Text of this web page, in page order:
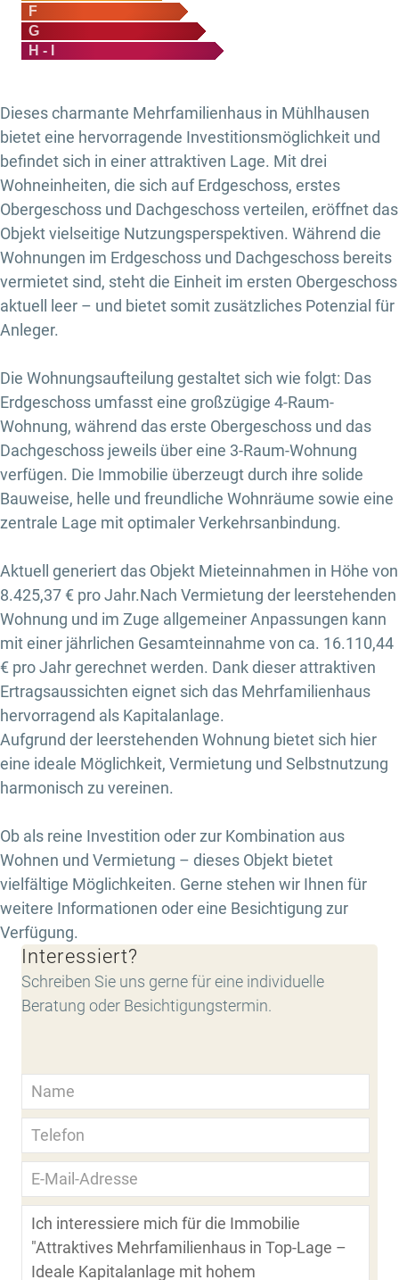
F
G
H - I
Dieses charmante Mehrfamilienhaus in Mühlhausen
bietet eine hervorragende Investitionsmöglichkeit und
befindet sich in einer attraktiven Lage. Mit drei
Wohneinheiten, die sich auf Erdgeschoss, erstes
Obergeschoss und Dachgeschoss verteilen, eröffnet das
Objekt vielseitige Nutzungsperspektiven. Während die
Wohnungen im Erdgeschoss und Dachgeschoss bereits
vermietet sind, steht die Einheit im ersten Obergeschoss
aktuell leer – und bietet somit zusätzliches Potenzial für
Anleger.
Die Wohnungsaufteilung gestaltet sich wie folgt: Das
Erdgeschoss umfasst eine großzügige 4-Raum-
Wohnung, während das erste Obergeschoss und das
Dachgeschoss jeweils über eine 3-Raum-Wohnung
verfügen. Die Immobilie überzeugt durch ihre solide
Bauweise, helle und freundliche Wohnräume sowie eine
zentrale Lage mit optimaler Verkehrsanbindung.
Aktuell generiert das Objekt Mieteinnahmen in Höhe von
8.425,37 € pro Jahr.Nach Vermietung der leerstehenden
Wohnung und im Zuge allgemeiner Anpassungen kann
mit einer jährlichen Gesamteinnahme von ca. 16.110,44
€ pro Jahr gerechnet werden. Dank dieser attraktiven
Ertragsaussichten eignet sich das Mehrfamilienhaus
hervorragend als Kapitalanlage.
Aufgrund der leerstehenden Wohnung bietet sich hier
eine ideale Möglichkeit, Vermietung und Selbstnutzung
harmonisch zu vereinen.
Ob als reine Investition oder zur Kombination aus
Wohnen und Vermietung – dieses Objekt bietet
vielfältige Möglichkeiten. Gerne stehen wir Ihnen für
weitere Informationen oder eine Besichtigung zur
Verfügung.
Interessiert?
Schreiben Sie uns gerne für eine individuelle
Beratung oder Besichtigungstermin.